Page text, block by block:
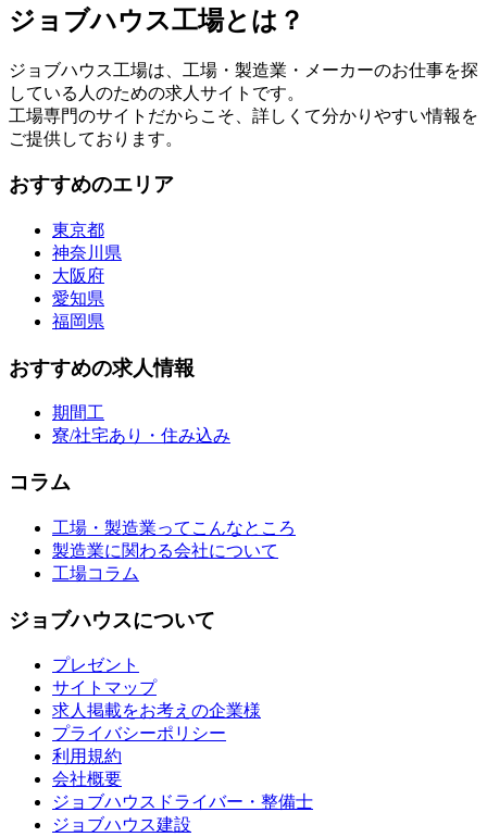
ジョブハウス工場とは？
ジョブハウス工場は、工場・製造業・メーカーのお仕事を探
している人のための求人サイトです。
工場専門のサイトだからこそ、詳しくて分かりやすい情報を
ご提供しております。
おすすめのエリア
東京都
神奈川県
大阪府
愛知県
福岡県
おすすめの求人情報
期間工
寮/社宅あり・住み込み
コラム
工場・製造業ってこんなところ
製造業に関わる会社について
工場コラム
ジョブハウスについて
プレゼント
サイトマップ
求人掲載をお考えの企業様
プライバシーポリシー
利用規約
会社概要
ジョブハウスドライバー・整備士
ジョブハウス建設